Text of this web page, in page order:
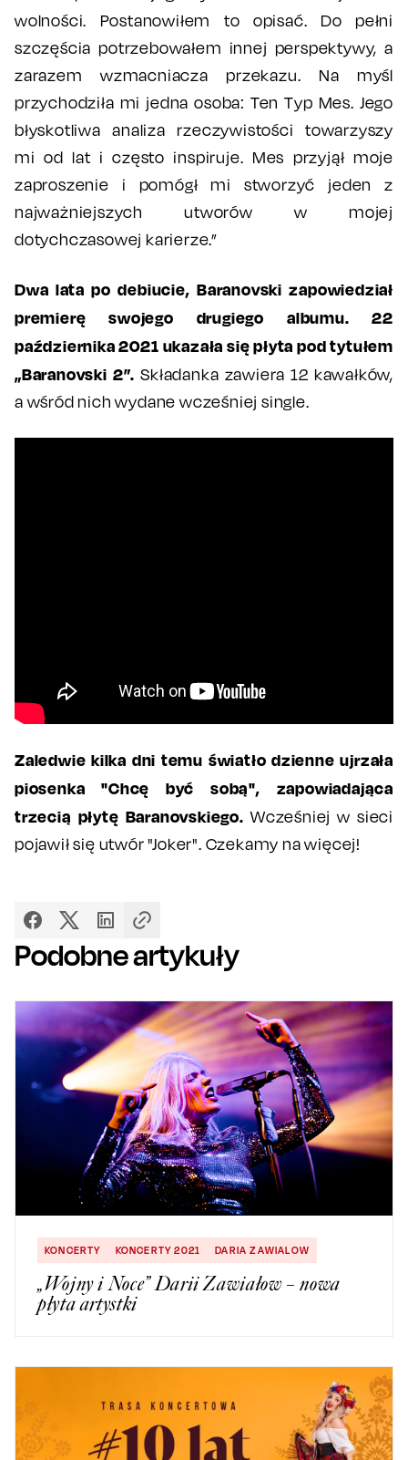
wolności. Postanowiłem to opisać. Do pełni
szczęścia potrzebowałem innej perspektywy, a
zarazem wzmacniacza przekazu. Na myśl
przychodziła mi jedna osoba: Ten Typ Mes. Jego
błyskotliwa analiza rzeczywistości towarzyszy
mi od lat i często inspiruje. Mes przyjął moje
zaproszenie i pomógł mi stworzyć jeden z
najważniejszych utworów w mojej
dotychczasowej karierze.”
Dwa lata po debiucie, Baranovski zapowiedział
premierę swojego drugiego albumu. 22
października 2021 ukazała się płyta pod tytułem
„Baranovski 2”. Składanka zawiera 12 kawałków,
a wśród nich wydane wcześniej single.
Zaledwie kilka dni temu światło dzienne ujrzała
piosenka "Chcę być sobą", zapowiadająca
trzecią płytę Baranovskiego. Wcześniej w sieci
pojawił się utwór "Joker". Czekamy na więcej!
Podobne artykuły
KONCERTY KONCERTY 2021 DARIA ZAWIALOW
„Wojny i Noce” Darii Zawiałow – nowa
płyta artystki